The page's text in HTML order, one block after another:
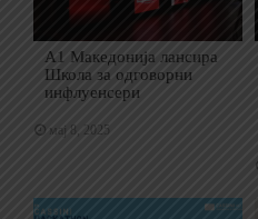
А1 Македонија лансира
Школа за одговорни
инфлуенсери
мај 8, 2025